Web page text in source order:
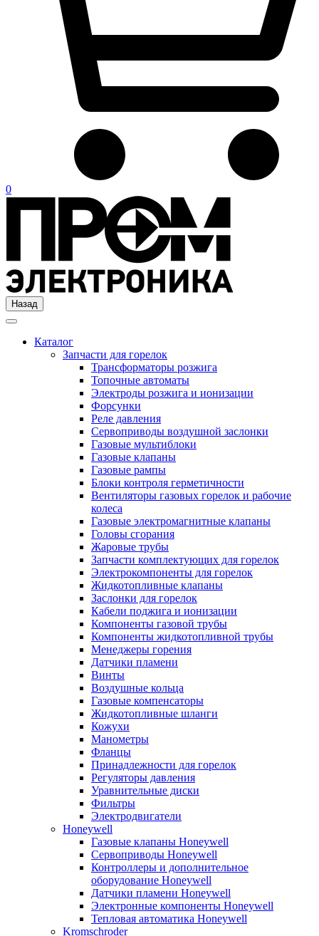
0
Назад
Каталог
Запчасти для горелок
Трансформаторы розжига
Топочные автоматы
Электроды розжига и ионизации
Форсунки
Реле давления
Сервоприводы воздушной заслонки
Газовые мультиблоки
Газовые клапаны
Газовые рампы
Блоки контроля герметичности
Вентиляторы газовых горелок и рабочие
колеса
Газовые электромагнитные клапаны
Головы сгорания
Жаровые трубы
Запчасти комплектующих для горелок
Электрокомпоненты для горелок
Жидкотопливные клапаны
Заслонки для горелок
Кабели поджига и ионизации
Компоненты газовой трубы
Компоненты жидкотопливной трубы
Менеджеры горения
Датчики пламени
Винты
Воздушные кольца
Газовые компенсаторы
Жидкотопливные шланги
Кожухи
Манометры
Фланцы
Принадлежности для горелок
Регуляторы давления
Уравнительные диски
Фильтры
Электродвигатели
Honeywell
Газовые клапаны Honeywell
Сервоприводы Honeywell
Контроллеры и дополнительное
оборудование Honeywell
Датчики пламени Honeywell
Электронные компоненты Honeywell
Тепловая автоматика Honeywell
Kromschroder